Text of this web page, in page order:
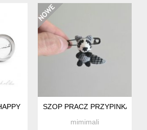
- SPINKI STALOWE
SZOP PRACZ PRZYPINKA
mimimali